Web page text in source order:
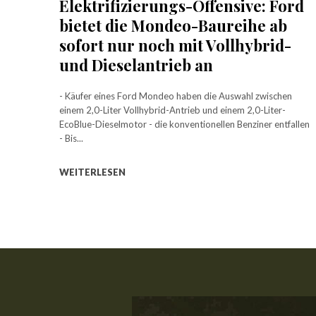
Elektrifizierungs-Offensive: Ford
bietet die Mondeo-Baureihe ab
sofort nur noch mit Vollhybrid-
und Dieselantrieb an
- Käufer eines Ford Mondeo haben die Auswahl zwischen
einem 2,0-Liter Vollhybrid-Antrieb und einem 2,0-Liter-
EcoBlue-Dieselmotor - die konventionellen Benziner entfallen
- Bis...
WEITERLESEN